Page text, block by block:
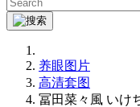
养眼图片
高清套图
冨田菜々風 いけ